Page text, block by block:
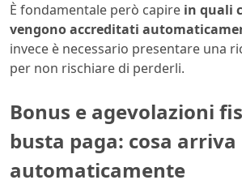
È fondamentale però capire in quali
vengono accreditati
invece è necessario presentare una
per non rischiare di perderli.
Bonus e agevolazioni
busta paga: cosa arriva
automaticamente